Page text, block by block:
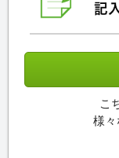
こ
様々